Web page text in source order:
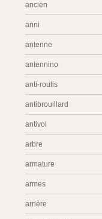
ancien
anni
antenne
antennino
anti-roulis
antibrouillard
antivol
arbre
armature
armes
arrière